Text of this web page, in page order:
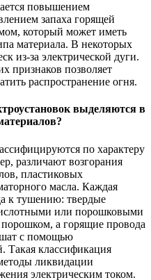
повышением
запаха горящей
который может иметь
материала. В некоторых
из-за электрической дуги.
признаков позволяет
распространение огня.
выделяются в
по характеру
различают возгорания
пластиковых
масла. Каждая
к тушению: твердые
или порошковыми
а горящие провода
с помощью
Такая классификация
ликвидации
электрическим током.